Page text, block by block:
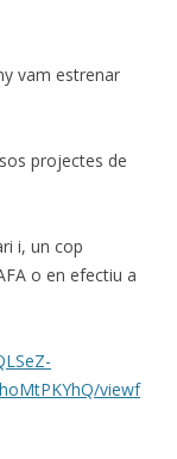
vam estrenar
projectes de
i, un cop
o en efectiu a
viewf